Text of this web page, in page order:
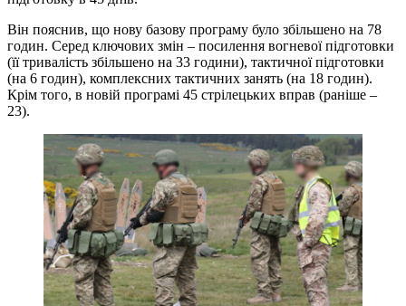
Він пояснив, що нову базову програму було збільшено на 78
годин. Серед ключових змін – посилення вогневої підготовки
(її тривалість збільшено на 33 години), тактичної підготовки
(на 6 годин), комплексних тактичних занять (на 18 годин).
Крім того, в новій програмі 45 стрілецьких вправ (раніше –
23).